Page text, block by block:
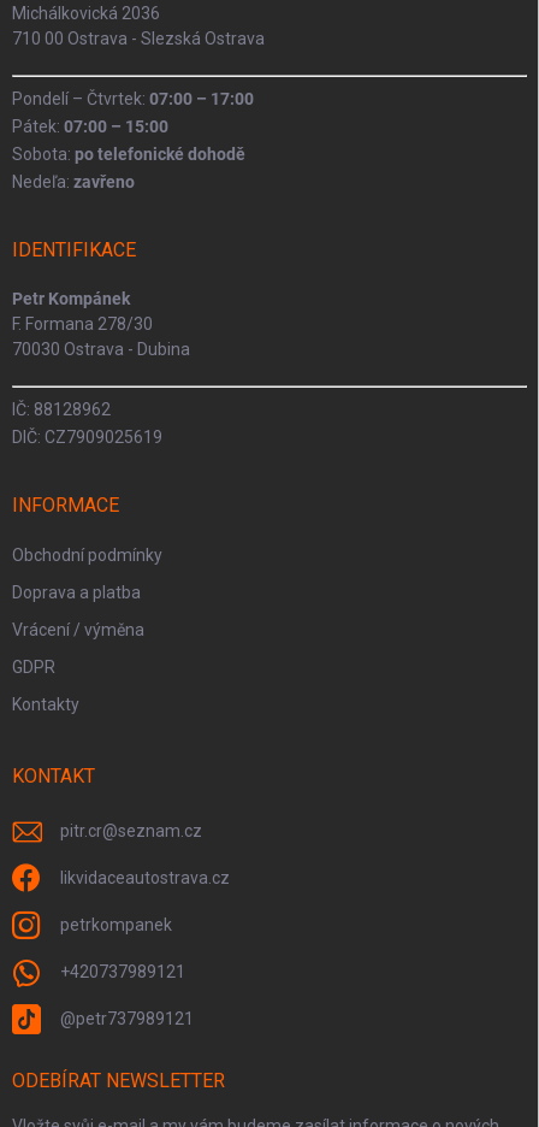
Michálkovická 2036
710 00 Ostrava - Slezská Ostrava
Pondelí – Čtvrtek: 07:00 – 17:00
Pátek: 07:00 – 15:00
Sobota: po telefonické dohodě
Nedeľa: zavřeno
IDENTIFIKACE
Petr Kompánek
F. Formana 278/30
70030 Ostrava - Dubina
IČ: 88128962
DIČ: CZ7909025619
INFORMACE
Obchodní podmínky
Doprava a platba
Vrácení / výměna
GDPR
Kontakty
KONTAKT
pitr.cr@seznam.cz
likvidaceautostrava.cz
petrkompanek
+420737989121
@petr737989121
ODEBÍRAT NEWSLETTER